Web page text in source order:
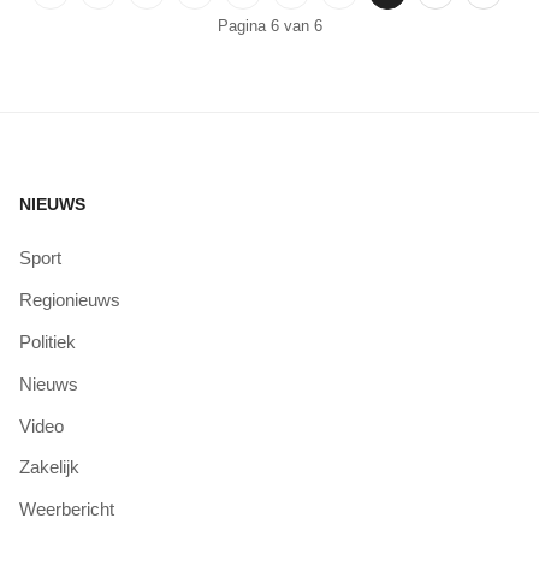
Pagina 6 van 6
NIEUWS
Sport
Regionieuws
Politiek
Nieuws
Video
Zakelijk
Weerbericht